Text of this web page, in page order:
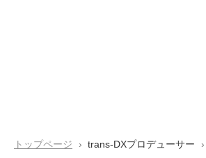
トップページ trans-DXプロデューサー